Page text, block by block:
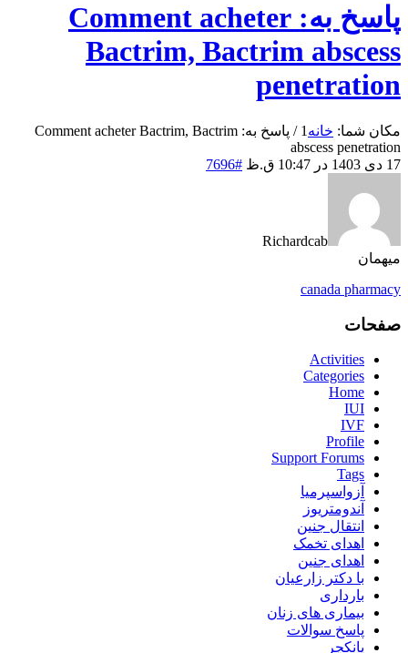
پاسخ به: Comment acheter
Bactrim, Bactrim abscess
penetration
مکان شما: خانه 1
/
پاسخ به: Comment acheter Bactrim, Bactrim
abscess penetration
17 دی 1403 در 10:47 ق.ظ
#7696
Richardcab
میهمان
canada pharmacy
صفحات
Activities
Categories
Home
IUI
IVF
Profile
Support Forums
Tags
آزواسپرمیا
آندومتریوز
انتقال جنین
اهدای تخمک
اهدای جنین
با دکتر زارعیان
بارداری
بیماری های زنان
پاسخ سوالات
پانکچر